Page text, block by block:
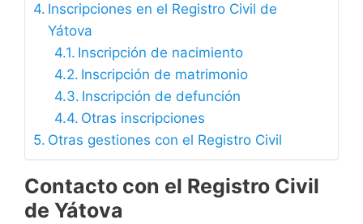
Inscripciones en el Registro Civil de
Yátova
Inscripción de nacimiento
Inscripción de matrimonio
Inscripción de defunción
Otras inscripciones
Otras gestiones con el Registro Civil
Contacto con el Registro Civil
de Yátova